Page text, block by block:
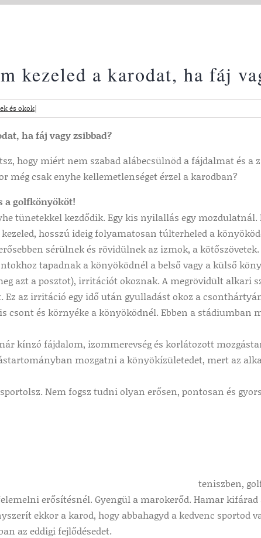
kezeled a karodat, ha fáj
és okok|
ha fáj vagy zsibbad?
hogy miért nem szabad alábecsülnöd a fájdalmat és a
csak enyhe kellemetlenséget érzel a karodban?
a golfkönyököt!
tünetekkel kezdődik. Egy kis nyilallás egy mozdulatnál.
hosszú ideig folyamatosan túlterheled a
sérülnek és rövidülnek az izmok, a
tapadnak a könyöködnél a belső vagy a külső
azt a posztot), irritációt okoznak. A megrövidült alkari
az irritáció egy idő után gyulladást okoz a
csont és környéke a könyöködnél. Ebben a stádiumban
kínzó fájdalom, izommerevség és korlátozott
mozgatni a könyökízületedet, mert az
Nem fogsz tudni olyan erősen, pontosan és
teniszben,
erősítésnél. Gyengül a marokerőd. Hamar
ekkor a karod, hogy abbahagyd a kedvenc sportod
az eddigi fejlődésedet.